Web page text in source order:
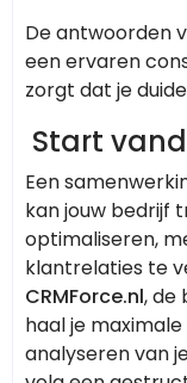
De antwoorden
een ervaren
zorgt dat je
Start
Een
kan jouw bedrijf
optimaliseren,
klantrelaties te
CRMForce.nl, de
haal je
analyseren van